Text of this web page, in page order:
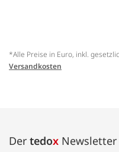
*Alle Preise in Euro, inkl.
Versandkosten
Der tedox Newsletter